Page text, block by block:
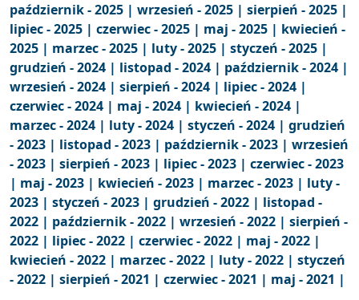
październik - 2025 | wrzesień - 2025 | sierpień - 2025 |
lipiec - 2025 | czerwiec - 2025 | maj - 2025 | kwiecień -
2025 | marzec - 2025 | luty - 2025 | styczeń - 2025 |
grudzień - 2024 | listopad - 2024 | październik - 2024 |
wrzesień - 2024 | sierpień - 2024 | lipiec - 2024 |
czerwiec - 2024 | maj - 2024 | kwiecień - 2024 |
marzec - 2024 | luty - 2024 | styczeń - 2024 | grudzień
- 2023 | listopad - 2023 | październik - 2023 | wrzesień
- 2023 | sierpień - 2023 | lipiec - 2023 | czerwiec - 2023
| maj - 2023 | kwiecień - 2023 | marzec - 2023 | luty -
2023 | styczeń - 2023 | grudzień - 2022 | listopad -
2022 | październik - 2022 | wrzesień - 2022 | sierpień -
2022 | lipiec - 2022 | czerwiec - 2022 | maj - 2022 |
kwiecień - 2022 | marzec - 2022 | luty - 2022 | styczeń
- 2022 | sierpień - 2021 | czerwiec - 2021 | maj - 2021 |